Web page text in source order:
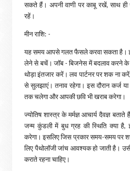
सकते हैं। अपनी वाणी पर काबू रखें, साथ ही
रहें।
मीन राशि: -
यह समय आपसे गलत फैसले करवा सकता है।
लेने से बचें। जॉब - बिजनेस में बदलाव करने के
थोड़ा इंतजार करें। लव पार्टनर पर शक ना
से सुलझाएं। तनाव रहेगा। इस दौरान कर्ज
तक चलेगा और आपकी छवि भी खराब करेगा।
ज्योतिष शास्त्र के मर्मज्ञ आचार्य दैवज्ञ
जन्म कुंडली में बुध ग्रह की स्थिति क्या है,
करेगा। इसलिए जिस प्रकार समय-समय पर
लिए पैथोलॉजी जांच आवश्यक हो जाती है।
कराते रहना चाहिए।